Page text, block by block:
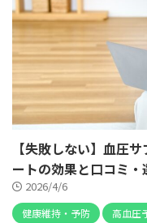
【失敗しない】血圧
ートの効果と口コミ
2026/4/6
健康維持・予防 高血圧